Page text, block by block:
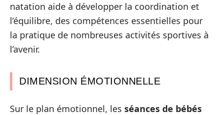
natation aide à développer la coordination et
l’équilibre, des compétences essentielles pour
la pratique de nombreuses activités sportives à
l’avenir.
DIMENSION ÉMOTIONNELLE
Sur le plan émotionnel, les séances de bébés